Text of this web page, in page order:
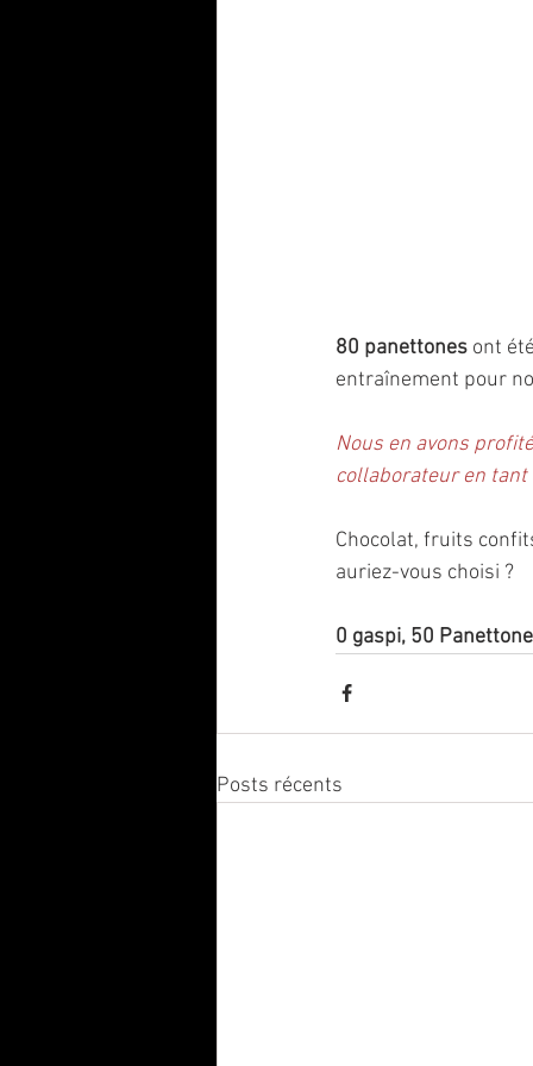
80 panettones ont
entraînement pour
Nous en avons
collaborateur en tant
Chocolat, fruits
auriez-vous choisi ?
0 gaspi, 50
Posts récents